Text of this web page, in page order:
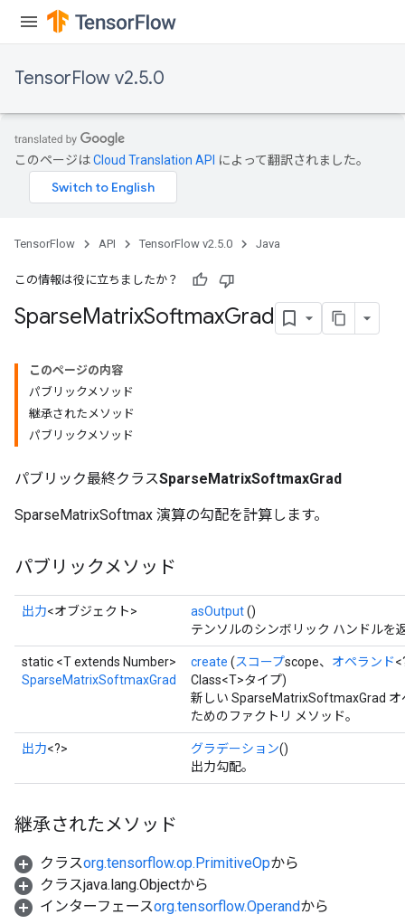
TensorFlow v2.5.0
このページはCloud Translation API によって翻訳されました。
TensorFlow API TensorFlow v2.5.0 Java
この情報は役に立ちましたか？
SparseMatrixSoftmaxGrad
このページの内容
パブリックメソッド
継承されたメソッド
パブリックメソッド
パブリック最終クラスSparseMatrixSoftmaxGrad
SparseMatrixSoftmax 演算の勾配を計算します。
パブリックメソッド
出力<オブジェクト> asOutput()
テンソルのシンボリック ハンドルを
static <T extends Number>
SparseMatrixSoftmaxGrad
create (スコープscope、 オペランド
Class<T>タイプ)
新しい SparseMatrixSoftmaxGrad
ためのファクトリ メソッド。
出力<?> グラデーション()
出力勾配。
継承されたメソッド
クラスorg.tensorflow.op.PrimitiveOpから
クラスjava.lang.Objectから
インターフェースorg.tensorflow.Operandから